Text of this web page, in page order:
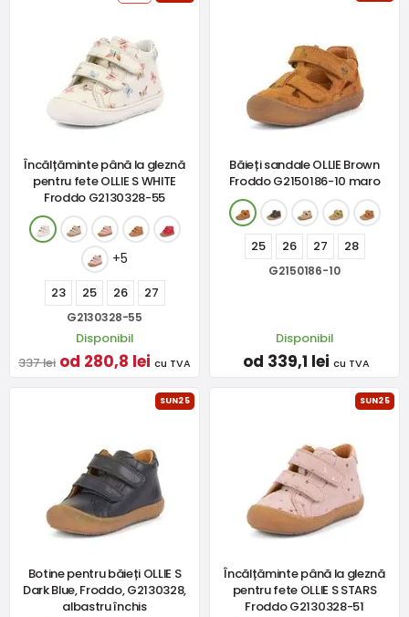
Încălțăminte până la gleznă
pentru fete OLLIE S WHITE
Froddo G2130328-55
+5
23 25 26 27
G2130328-55
Disponibil
337 lei od 280,8 lei cu TVA
Băieți sandale OLLIE Brown
Froddo G2150186-10 maro
25 26 27 28
G2150186-10
Disponibil
od 339,1 lei cu TVA
SUN25
Botine pentru băieți OLLIE S
Dark Blue, Froddo, G2130328,
albastru închis
SUN25
Încălțăminte până la gleznă
pentru fete OLLIE S STARS
Froddo G2130328-51